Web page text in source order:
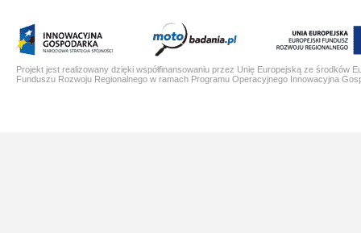
Projekt jest realizowany dzięki współfinansowaniu przez Unię Europejską ze środków
Funduszu Rozwoju Regionalnego w ramach Programu Operacyjnego Innowacyjna